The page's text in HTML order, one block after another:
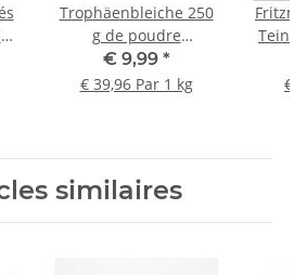
Trophäenbleiche 250
g de poudre
blanchissante Agent
blanchissant
€ 9,99 *
€ 39,96 Par 1 kg
€
similaires